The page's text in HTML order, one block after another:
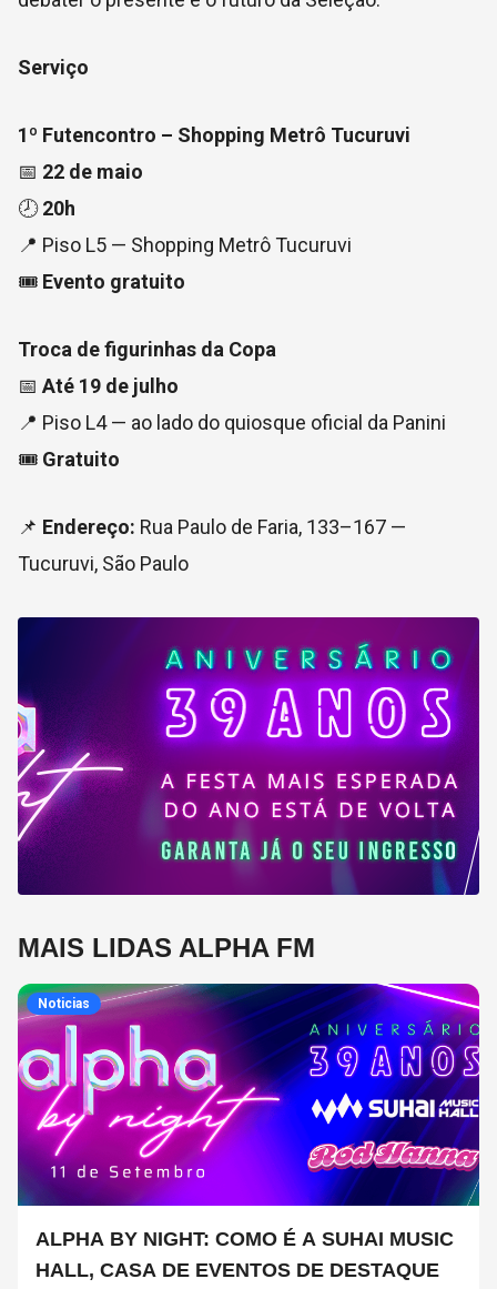
Serviço
1º Futencontro – Shopping Metrô Tucuruvi
📅 22 de maio
🕗20h
📍 Piso L5 — Shopping Metrô Tucuruvi
🎟️ Evento gratuito
Troca de figurinhas da Copa
📅 Até 19 de julho
📍 Piso L4 — ao lado do quiosque oficial da Panini
🎟️ Gratuito
📌 Endereço: Rua Paulo de Faria, 133–167 —
Tucuruvi, São Paulo
MAIS LIDAS ALPHA FM
Noticias
ALPHA BY NIGHT: COMO É A SUHAI MUSIC
HALL, CASA DE EVENTOS DE DESTAQUE